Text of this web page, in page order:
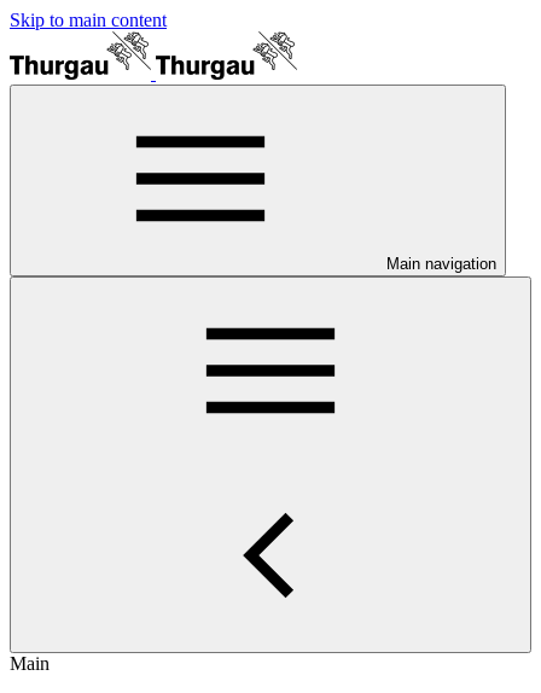
Skip to main content
Main navigation
Main